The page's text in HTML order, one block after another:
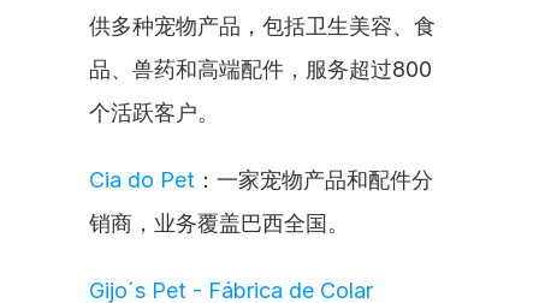
供多种宠物产品，包括卫生美容、食
品、兽药和高端配件，服务超过800
个活跃客户。
Cia do Pet ：一家宠物产品和配件分
销商，业务覆盖巴西全国。
Gijo´s Pet - Fábrica de Colar